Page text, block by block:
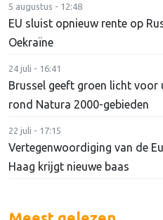
5 augustus - 12:48
EU sluist opnieuw rente op
Oekraïne
24 juli - 16:41
Brussel geeft groen licht voor
rond Natura 2000-gebieden
22 juli - 17:15
Vertegenwoordiging van de
Haag krijgt nieuwe baas